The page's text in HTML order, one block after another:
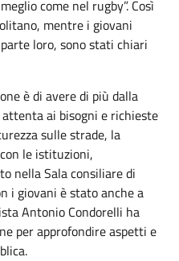
come nel rugby”. Così
mentre i giovani
loro, sono stati chiari
è di avere di più dalla
ai bisogni e richieste
sulle strade, la
le istituzioni,
nella Sala consiliare di
i giovani è stato anche a
Antonio Condorelli ha
per approfondire aspetti e